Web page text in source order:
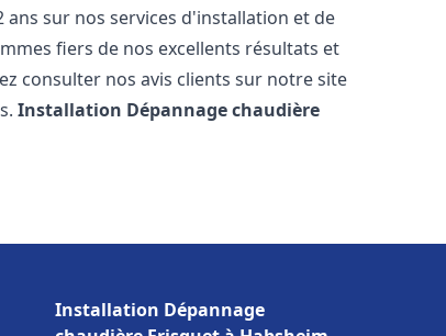
sur nos services d'installation et de
fiers de nos excellents résultats et
consulter nos avis clients sur notre site
Installation Dépannage chaudière
Installation Dépannage